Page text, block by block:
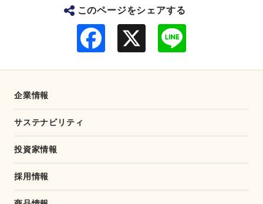
このページをシェアする
企業情報
サステナビリティ
投資家情報
採用情報